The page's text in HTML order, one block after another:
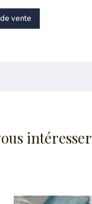
vente
intéresser